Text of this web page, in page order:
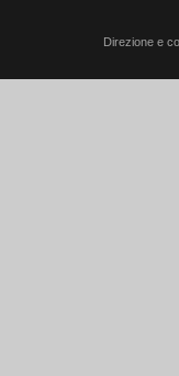
Direzione e